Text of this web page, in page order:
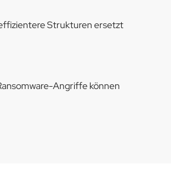
Strukturen ersetzt
Angriffe können